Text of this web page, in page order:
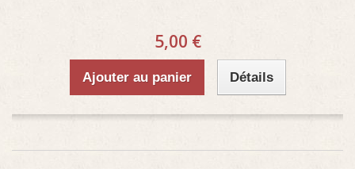
5,00 €
Ajouter au panier Détails